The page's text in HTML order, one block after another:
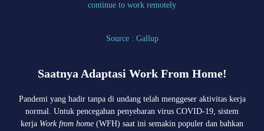
Saatnya Adaptasi Work From Home!
Pandemi yang hadir tanpa di undang telah menggeser aktivitas kerja
normal. Untuk pencegahan penyebaran virus COVID-19, sistem
kerja Work from home (WFH) saat ini semakin populer dan bahkan
continue to work remotely
Source : Gallup